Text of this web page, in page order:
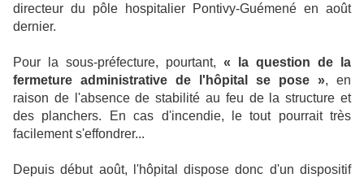
directeur du pôle hospitalier Pontivy-Guémené en août
dernier.
Pour la sous-préfecture, pourtant, «
la question de la
fermeture administrative de l'hôpital se pose », en
raison de l'absence de stabilité au feu de la structure et
des planchers. En cas d'incendie, le tout pourrait très
facilement s'effondrer...
Depuis début août, l'hôpital dispose donc d'un dispositif